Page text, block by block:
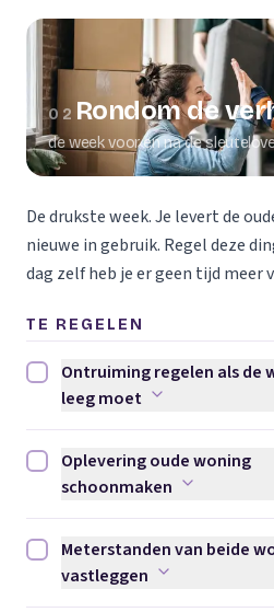
02 Rondom de
de week voor en na de
De drukste week. Je levert de
nieuwe in gebruik. Regel deze
dag zelf heb je er geen tijd meer
TE REGELEN
Ontruiming regelen als de
Ontruiming regelen als de
leeg moet
Oplevering oude woning
Oplevering oude woning
schoonmaken
Meterstanden van beide
Meterstanden van beide
vastleggen